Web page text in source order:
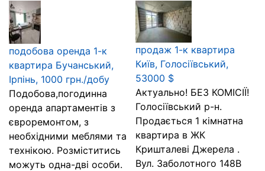
подобова оренда 1-к
квартира Бучанський,
Ірпінь, 1000 грн./добу
Подобова,погодинна
оренда апартаментів з
євроремонтом, з
необхідними меблями та
технікою. Розміститись
можуть одна-дві особи.
продаж 1-к квартира
Київ, Голосіївський,
53000 $
Актуально! БЕЗ КОМІСІЇ!
Голосіївський р-н.
Продається 1 кімнатна
квартира в ЖК
Кришталеві Джерела .
Вул. Заболотного 148В